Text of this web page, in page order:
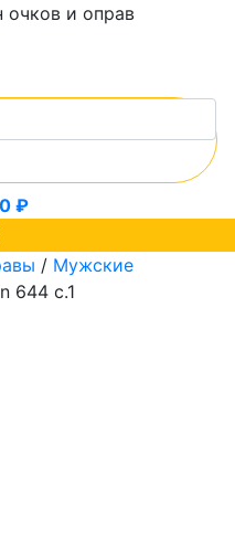
очков и оправ
0 ₽
/ Мужские
644 c.1